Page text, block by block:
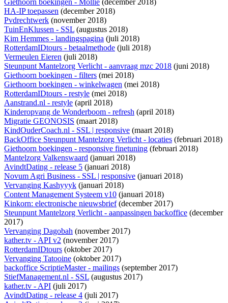
Giethoorn boekingen - Mollie (december 2018)
HA-IP toepassen (december 2018)
Pvdrechtwerk (november 2018)
TuinEnKlussen - SSL (augustus 2018)
Kim Hemmes - landingspagina (juli 2018)
RotterdamIDtours - betaalmethode (juli 2018)
Vermeulen Eieren (juli 2018)
Steunpunt Mantelzorg Verlicht - aanvraag mzc 2018 (juni 2018)
Giethoorn boekingen - filters (mei 2018)
Giethoorn boekingen - winkelwagen (mei 2018)
RotterdamIDtours - restyle (mei 2018)
Aanstrand.nl - restyle (april 2018)
Kinderopvang de Wonderboom - refresh (april 2018)
Migratie GEONOSIS (maart 2018)
KindOuderCoach.nl - SSL | responsive (maart 2018)
BackOffice Steunpunt Mantelzorg Verlicht - locaties (februari 2018)
Giethoorn boekingen - responsive finetuning (februari 2018)
Mantelzorg Valkenswaard (januari 2018)
AvindtDating - release 5 (januari 2018)
Novum Agri Business - SSL | responsive (januari 2018)
Vervanging Kashyyyk (januari 2018)
Content Management Systeem v10 (januari 2018)
Kinkorn: electronische nieuwsbrief(december 2017)
Steunpunt Mantelzorg Verlicht - aanpassingen backoffice (december
2017)
Vervanging Dagobah (november 2017)
kather.tv - API v2 (november 2017)
RotterdamIDtours (oktober 2017)
Vervanging Tatooine (oktober 2017)
backoffice ScriptieMaster - mailings (september 2017)
StiefManagement.nl - SSL (augustus 2017)
kather.tv - API (juli 2017)
AvindtDating - release 4 (juli 2017)